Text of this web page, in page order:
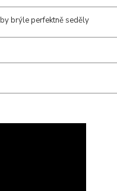
brýle perfektně seděly